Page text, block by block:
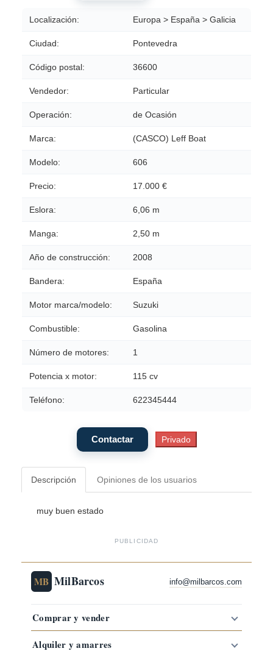
Localización: Europa > España > Galicia
Ciudad: Pontevedra
Código postal: 36600
Vendedor: Particular
Operación: de Ocasión
Marca: (CASCO) Leff Boat
Modelo: 606
Precio: 17.000 €
Eslora: 6,06 m
Manga: 2,50 m
Año de construcción: 2008
Bandera: España
Motor marca/modelo: Suzuki
Combustible: Gasolina
Número de motores: 1
Potencia x motor: 115 cv
Teléfono: 622345444
Descripción Opiniones de los usuarios
muy buen estado
PUBLICIDAD
MB MilBarcos info@milbarcos.com
Comprar y vender
Alquiler y amarres